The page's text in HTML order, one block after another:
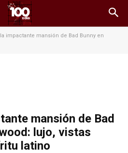
impactante mansión de Bad Bunny en
mansión de Bad
lujo, vistas
latino